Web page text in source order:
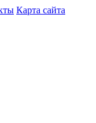
Карта сайта